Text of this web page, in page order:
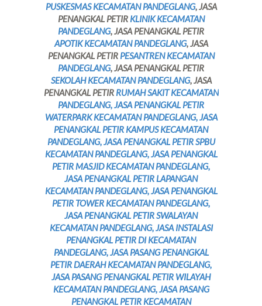
PUSKESMAS KECAMATAN PANDEGLANG, JASA
PENANGKAL PETIR KLINIK KECAMATAN
PANDEGLANG, JASA PENANGKAL PETIR
APOTIK KECAMATAN PANDEGLANG, JASA
PENANGKAL PETIR PESANTREN KECAMATAN
PANDEGLANG, JASA PENANGKAL PETIR
SEKOLAH KECAMATAN PANDEGLANG, JASA
PENANGKAL PETIR RUMAH SAKIT KECAMATAN
PANDEGLANG, JASA PENANGKAL PETIR
WATERPARK KECAMATAN PANDEGLANG, JASA
PENANGKAL PETIR KAMPUS KECAMATAN
PANDEGLANG, JASA PENANGKAL PETIR SPBU
KECAMATAN PANDEGLANG, JASA PENANGKAL
PETIR MASJID KECAMATAN PANDEGLANG,
JASA PENANGKAL PETIR LAPANGAN
KECAMATAN PANDEGLANG, JASA PENANGKAL
PETIR TOWER KECAMATAN PANDEGLANG,
JASA PENANGKAL PETIR SWALAYAN
KECAMATAN PANDEGLANG, JASA INSTALASI
PENANGKAL PETIR DI KECAMATAN
PANDEGLANG, JASA PASANG PENANGKAL
PETIR DAERAH KECAMATAN PANDEGLANG,
JASA PASANG PENANGKAL PETIR WILAYAH
KECAMATAN PANDEGLANG, JASA PASANG
PENANGKAL PETIR KECAMATAN